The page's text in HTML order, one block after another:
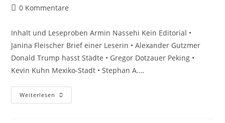
0 Kommentare
Inhalt und Leseproben Armin Nassehi Kein Editorial •
Janina Fleischer Brief einer Leserin • Alexander Gutzmer
Donald Trump hasst Städte • Gregor Dotzauer Peking •
Kevin Kuhn Mexiko-Stadt • Stephan A.…
Weiterlesen